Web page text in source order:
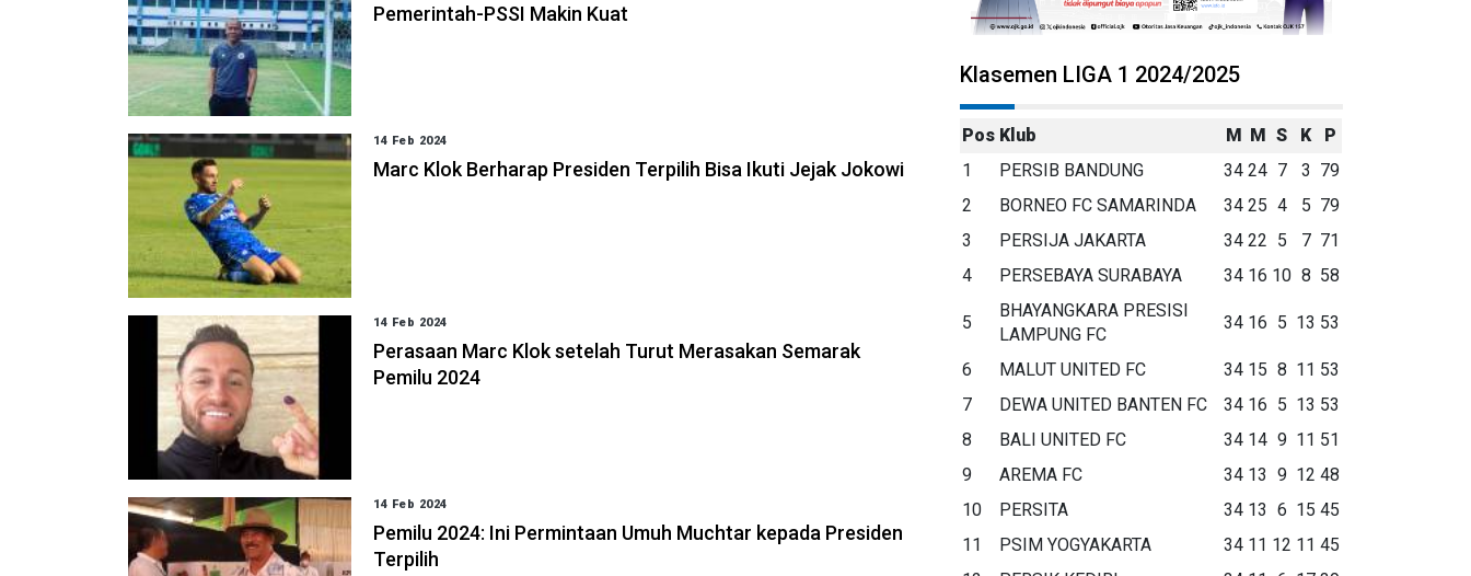
Pemerintah-PSSI Makin Kuat
14 Feb 2024
Marc Klok Berharap Presiden Terpilih Bisa Ikuti Jejak Jokowi
14 Feb 2024
Perasaan Marc Klok setelah Turut Merasakan Semarak
Pemilu 2024
14 Feb 2024
Pemilu 2024: Ini Permintaan Umuh Muchtar kepada Presiden
Terpilih
Klasemen LIGA 1 2024/2025
Pos Klub M M S K
P
1
PERSIB BANDUNG 34 24 7 3 79
2
BORNEO FC SAMARINDA 34 25 4 5 79
3
PERSIJA JAKARTA 34 22 5 7 71
4
PERSEBAYA SURABAYA 34 16 10 8 58
5
BHAYANGKARA PRESISI
LAMPUNG FC
34 16 5 13 53
6 MALUT UNITED FC 34 15 8 11 53
7
DEWA UNITED BANTEN FC 34 16 5 13 53
8
BALI UNITED FC 34 14 9 11 51
9
AREMA FC 34 13 9 12 48
10
PERSITA 34 13 6 15 45
11
PSIM YOGYAKARTA 34 11 12 11 45